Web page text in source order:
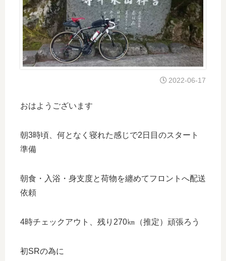
2022-06-17
おはようございます
朝3時頃、何となく寝れた感じで2日目のスタート
準備
朝食・入浴・身支度と荷物を纏めてフロントへ配送
依頼
4時チェックアウト、残り270㎞（推定）頑張ろう
初SRの為に